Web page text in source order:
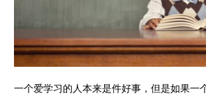
一个爱学习的人本来是件好事，但是如果一